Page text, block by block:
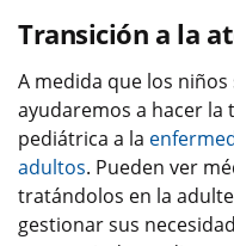
Transición a la
A medida que los
ayudaremos a hacer la
pediátrica a la
adultos. Pueden ver
tratándolos en la
gestionar sus